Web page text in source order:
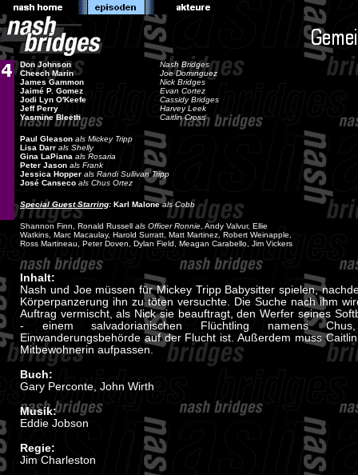
Don Johnson
Cheech Marin
James Gammon
Jaimé P. Gomez
Jodi Lyn O'Keefe
Jeff Perry
Yasmine Bleeth
Nash Bridges
Joe Dominguez
Nick Bridges
Evan Cortez
Cassidy Bridges
Harvey Leek
Caitlin Cross
Paul Gleason als Mickey Tripp
Lisa Darr als Shelly
Gina LaPiana als Rosaria
Peter Jason als Frank
Jessica Hopper als Randi Sullivan Tripp
José Canseco als Chus Ortez
Special Guest Starring: Karl Maloneals Cobb
Shannon Finn, Ronald Russell als Officer Ronnie , Andy Valvur, Ellie
Watkins, Marc Macaulay, Harold Surratt, Matt Martinez, Robert Weinapple,
Ross Martineau, Peter Doven, Dylan Field, Meagan Carabello, Jim Vickers
Inhalt:
Nash und Joe müssen für Mickey Tripp Babysitter spielen,
Körperpanzerung ihn zu töten versuchte. Die Suche nach ihm
Auftrag vermischt, als Nick sie beauftragt, den Werfer seines
- einem salvadorianischen Flüchtling namens
Einwanderungsbehörde auf der Flucht ist. Außerdem muss
Mitbewohnerin aufpassen.
Buch:
Gary Perconte, John Wirth
Musik:
Eddie Jobson
Regie:
Jim Charleston